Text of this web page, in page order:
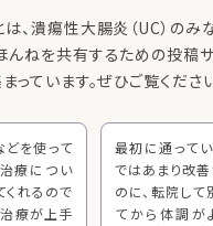
、潰瘍性大腸炎（UC）のみ
ねを共有するための投稿サ
っています。ぜひご覧くださ
を使って
療につい
れるので
療が上手
最初に通って
ではあまり改
のに、転院し
てから体調が